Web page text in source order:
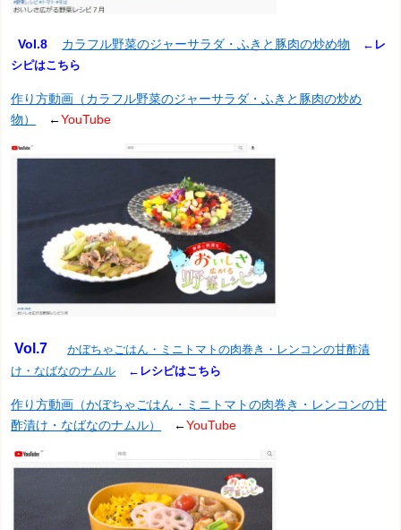
Vol.8 カラフル野菜のジャーサラダ・ふきと豚肉の炒め物
←レ
シピはこちら
作り方動画（カラフル野菜のジャーサラダ・ふきと豚肉の炒め
物）
←YouTube
Vol.7
かぼちゃごはん・ミニトマトの肉巻き・レンコンの甘酢漬
け・なばなのナムル
←レシピはこちら
作り方動画（かぼちゃごはん・ミニトマトの肉巻き・レンコンの甘
酢漬け・なばなのナムル）
←YouTube